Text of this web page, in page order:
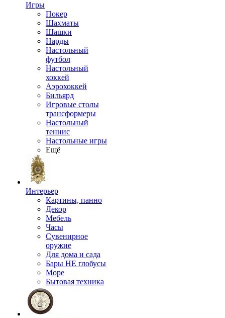
Игры
Покер
Шахматы
Шашки
Нарды
Настольный
футбол
Настольный
хоккей
Аэрохоккей
Бильярд
Игровые столы
трансформеры
Настольный
теннис
Настольные игры
Ещё
Интерьер
Картины, панно
Декор
Мебель
Часы
Сувенирное
оружие
Для дома и сада
Бары НЕ глобусы
Море
Бытовая техника